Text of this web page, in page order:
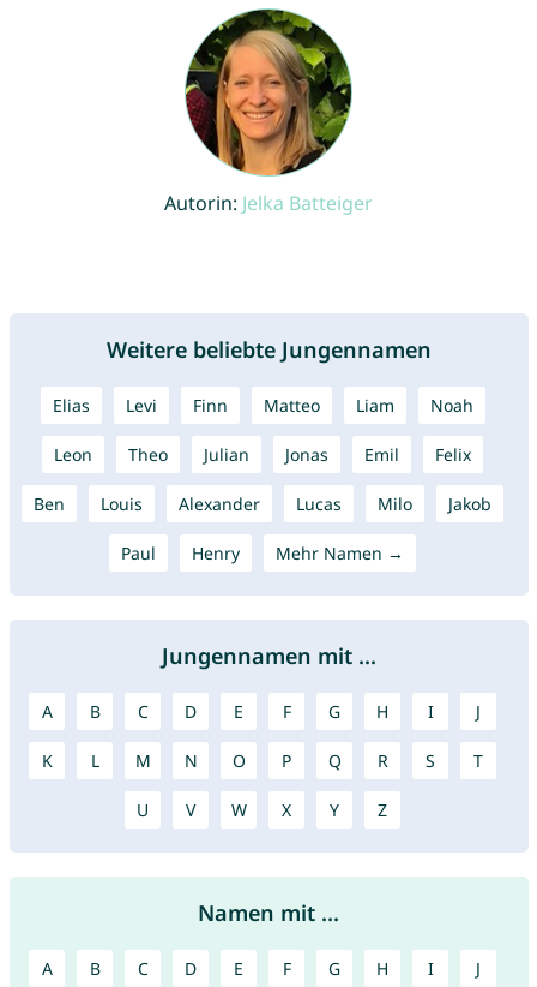
Autorin: Jelka Batteiger
Weitere beliebte Jungennamen
Elias Levi Finn Matteo Liam Noah
Leon Theo Julian Jonas Emil Felix
Ben Louis Alexander Lucas Milo Jakob
Paul Henry Mehr Namen →
Jungennamen mit ...
A B C D E F G H I J
K L M N O P Q R S T
U V W X Y Z
Namen mit ...
A B C D E F G H I J